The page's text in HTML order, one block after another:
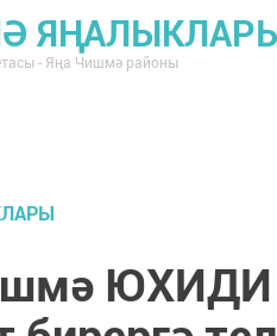
- Яңа Чишмә районы
ЮХИДИ